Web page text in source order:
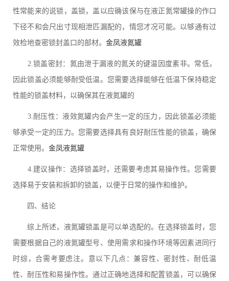
性常能来的说锁，盖锁，盖以应确该保与在液正氮常罐操的作口
下径不和会尺出寸现相泄匹漏配的，情您才况可能。以够通有过
效检地查密锁封盖口的部材。 金凤液氮罐
2.锁盖密封：氮由泄于漏液的氮关的键温因度素非。常低，
因此锁盖必须能够耐受低温。您需要选择能够在低温下保持稳定
性能的锁盖材料，以确保其在液氮罐的
3.耐压性：液效氮罐内会产生一定的压力，因此锁盖必须能
够承受一定的压力。您需要选择具有良好耐压性能的锁盖，确保
正常使用。 金凤液氮罐
4.建议操作：选择锁盖时，还需要考虑其易操作性。您需要
选择易于安装和拆卸的锁盖，以便于日常的操作和维护。
四、结论
综上所述，液氮罐锁盖是可以单选配的。在选择锁盖时，您
需要根据自己的液氮罐型号、使用需求和操作环境等因素进同行
时综，合需考要虑注。意以下几点：兼容性、密封性、耐低温
性、耐压性和易操作性。通过正确地选择和配置锁盖，可以确保